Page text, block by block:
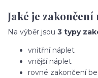
Jaké je zakončení
Na výběr jsou 3 typy
vnitřní náplet
vnější náplet
rovné zakončení